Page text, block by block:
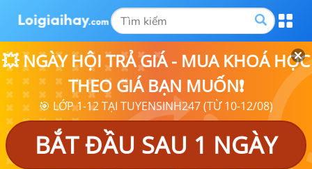
💥 NGÀY HỘI TRẢ GIÁ - MUA KHOÁ HỌC
THEO GIÁ BẠN MUỐN❗
🎯 LỚP 1-12 TẠI TUYENSINH247 (TỪ 10-12/08)
BẮT ĐẦU SAU 1 NGÀY